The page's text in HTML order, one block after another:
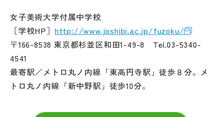
女子美術大学付属中学校
［学校HP］ http://www.joshibi.ac.jp/fuzoku/
〒166-8538 東京都杉並区和田1-49-8 Tel.03-5340-
4541
最寄駅／メトロ丸ノ内線「東高円寺駅」徒歩８分。メ
トロ丸ノ内線「新中野駅」徒歩10分。